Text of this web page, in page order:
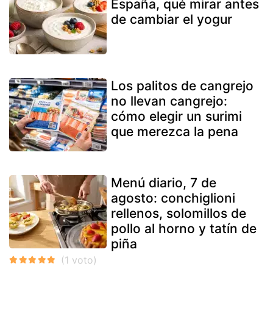
España, qué mirar antes
de cambiar el yogur
Los palitos de cangrejo
no llevan cangrejo:
cómo elegir un surimi
que merezca la pena
Menú diario, 7 de
agosto: conchiglioni
rellenos, solomillos de
pollo al horno y tatín de
piña